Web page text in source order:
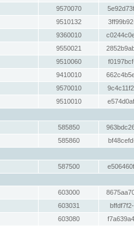
9570070
9510132
9360010
9550021
9510060
9410010
9570010
9510010
585850
585860
587500
603000
603031
603080